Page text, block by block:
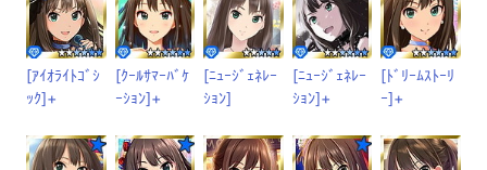
[ｱｲｵﾗｲﾄｺﾞｼ
ｯｸ]+
[ｸｰﾙｻﾏｰﾊﾞｹ
ｰｼｮﾝ]+
[ﾆｭｰｼﾞｪﾈﾚｰ
ｼｮﾝ]
[ﾆｭｰｼﾞｪﾈﾚｰ
ｼｮﾝ]+
[ﾄﾞﾘｰﾑｽﾄｰﾘ
ｰ]+